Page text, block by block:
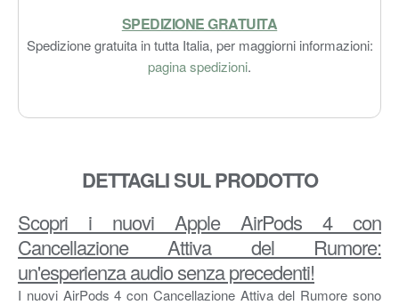
SPEDIZIONE GRATUITA
Spedizione gratuita in tutta Italia, per maggiorni informazioni:
pagina spedizioni.
DETTAGLI SUL PRODOTTO
Scopri i nuovi Apple AirPods 4 con
Cancellazione Attiva del Rumore:
un'esperienza audio senza precedenti!
I nuovi AirPods 4 con Cancellazione Attiva del Rumore sono